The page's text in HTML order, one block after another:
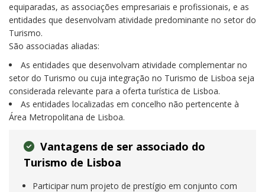
equiparadas, as associações empresariais e profissionais, e as
entidades que desenvolvam atividade predominante no setor do
Turismo.
São associadas aliadas:
As entidades que desenvolvam atividade complementar no
setor do Turismo ou cuja integração no Turismo de Lisboa seja
considerada relevante para a oferta turística de Lisboa.
As entidades localizadas em concelho não pertencente à
Área Metropolitana de Lisboa.
Vantagens de ser associado do
Turismo de Lisboa
Participar num projeto de prestígio em conjunto com